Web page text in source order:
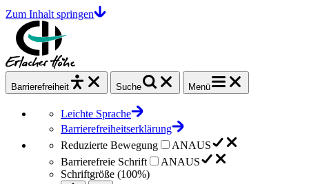
Zum Inhalt springen
Barrierefrei heit Suche Menü
Leichte Sprache
Barrierefreiheitserklärung
Reduzierte Bewegung
ANAUS
Barrierefreie Schrift
ANAUS
Schriftgröße (100%)